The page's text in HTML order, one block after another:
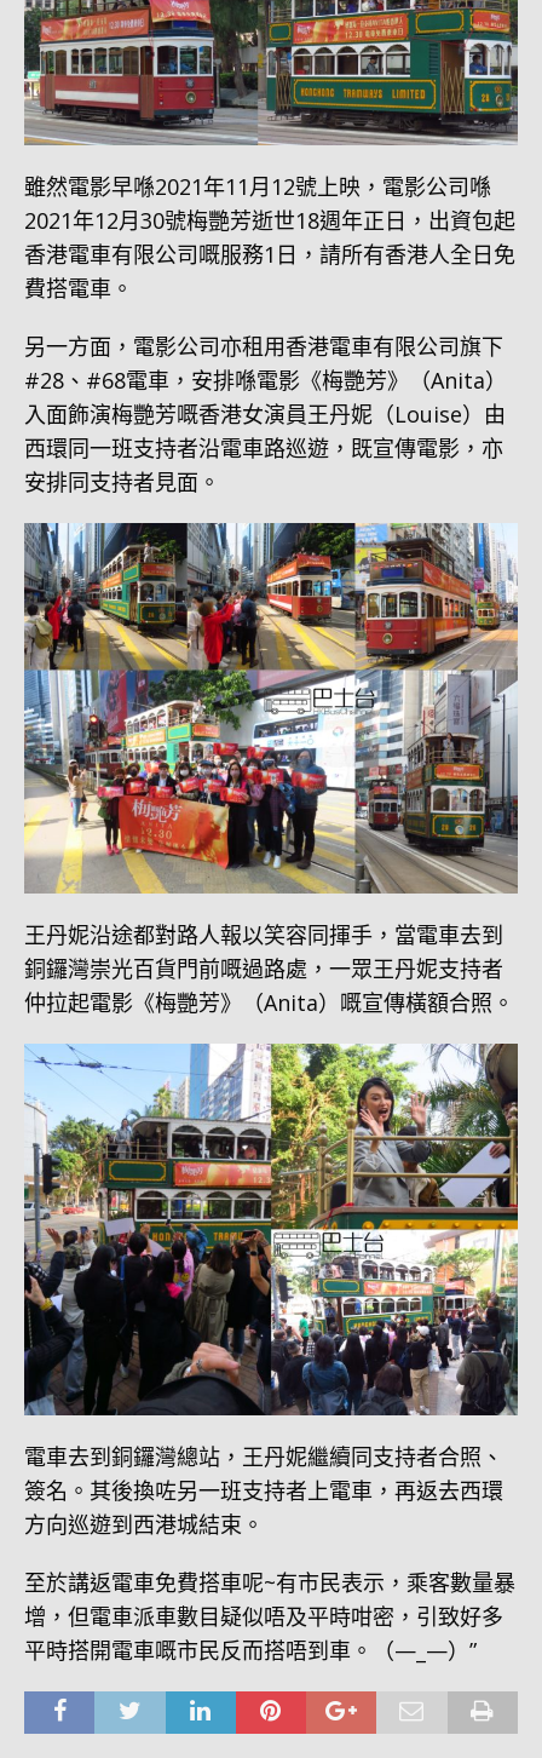
雖然電影早喺2021年11月12號上映，電影公司喺
2021年12月30號梅艷芳逝世18週年正日，出資包起
香港電車有限公司嘅服務1日，請所有香港人全日免
費搭電車。
另一方面，電影公司亦租用香港電車有限公司旗下
#28、#68電車，安排喺電影《梅艷芳》（Anita）
入面飾演梅艷芳嘅香港女演員王丹妮（Louise）由
西環同一班支持者沿電車路巡遊，既宣傳電影，亦
安排同支持者見面。
王丹妮沿途都對路人報以笑容同揮手，當電車去到
銅鑼灣崇光百貨門前嘅過路處，一眾王丹妮支持者
仲拉起電影《梅艷芳》（Anita）嘅宣傳橫額合照。
電車去到銅鑼灣總站，王丹妮繼續同支持者合照、
簽名。其後換咗另一班支持者上電車，再返去西環
方向巡遊到西港城結束。
至於講返電車免費搭車呢~有市民表示，乘客數量暴
增，但電車派車數目疑似唔及平時咁密，引致好多
平時搭開電車嘅市民反而搭唔到車。（—_—）”